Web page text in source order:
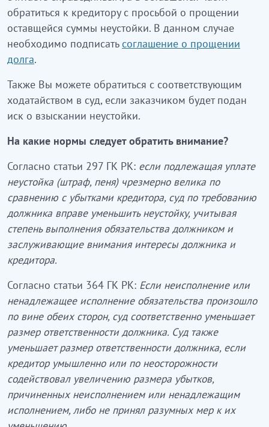
обратиться к кредитору с просьбой о прощении
оставщейся суммы неустойки. В данном случае
необходимо подписать соглашение о прощении
долга.
Также Вы можете обратиться с соответствующим
ходатайством в суд, если заказчиком будет подан
иск о взыскании неустойки.
На какие нормы следует обратить внимание?
Согласно статьи 297 ГК РК: если подлежащая уплате
неустойка (штраф, пеня) чрезмерно велика по
сравнению с убытками кредитора, суд по требованию
должника вправе уменьшить неустойку, учитывая
степень выполнения обязательства должником и
заслуживающие внимания интересы должника и
кредитора.
Согласно статьи 364 ГК РК: Если неисполнение или
ненадлежащее исполнение обязательства произошло
по вине обеих сторон, суд соответственно уменьшает
размер ответственности должника. Суд также
уменьшает размер ответственности должника, если
кредитор умышленно или по неосторожности
содействовал увеличению размера убытков,
причиненных неисполнением или ненадлежащим
исполнением, либо не принял разумных мер к их